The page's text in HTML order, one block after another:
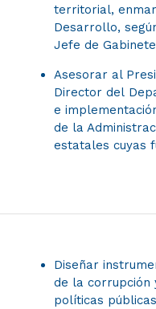
territorial,
Desarrollo,
Jefe de
Asesorar al
Director del
e
de la
estatales cuyas
Diseñar
de la corrupción
políticas